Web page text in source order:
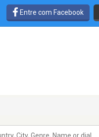
Entre com Facebook